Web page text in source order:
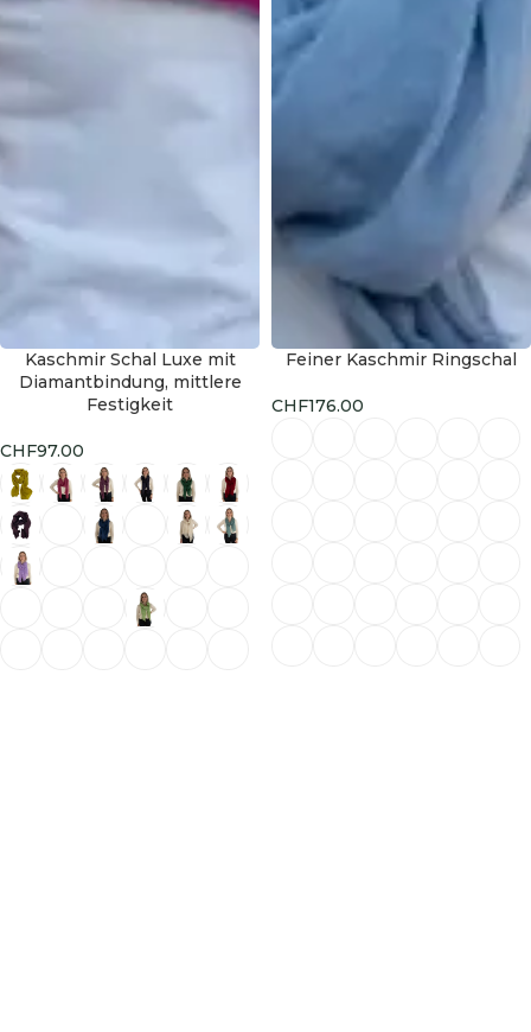
Kaschmir Schal Luxe mit
Diamantbindung, mittlere
Festigkeit
CHF97.00
HOT
Feiner Kaschmir Ringschal
CHF176.00